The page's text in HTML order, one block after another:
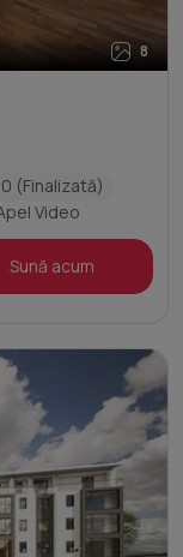
8
(Finalizată)
Video
Sună acum